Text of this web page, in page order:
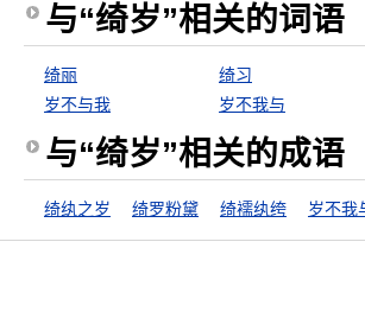
与“绮岁”相关的词语
绮丽 绮习
岁不与我
岁不我与
与“绮岁”相关的成语
绮纨之岁 绮罗粉黛 绮襦纨绔 岁不我